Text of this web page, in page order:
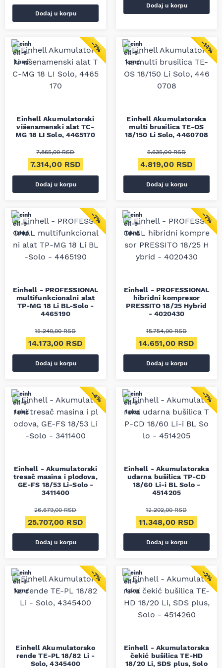
Dodaj u korpu
Dodaj u korpu
−7%
Einhell Akumulatorski
višenamenski alat TC-
MG 18 LI Solo, 4465170
7.865,00RSD
Originalna cena je bila: 7.865,00 RSD.
7.314,00 RSD Trenutna cena je: 7.314,00 RSD.
Dodaj u korpu
−14%
Einhell Akumulatorska
multi brusilica TE-OS
18/150 Li Solo, 4460708
5.635,00RSD
Originalna cena je
4.819,00 RSD
Dodaj u korpu
−7%
Einhell - PROFESSIONAL
multifunkcionalni alat
TP-MG 18 Li BL-Solo -
4465190
15.240,00RSD
Originalna cena je bila: 15.240,00 RSD.
14.173,00 RSD Trenutna cena je: 14.173,00 RSD.
Dodaj u korpu
−7%
Einhell - PROFESSIONAL
hibridni kompresor
PRESSITO 18/25 Hybrid
- 4020430
15.754,00RSD
Originalna cena je
14.651,00 RSD
Dodaj u korpu
−4%
Einhell - Akumulatorski
tresač masina i plodova,
GE-FS 18/53 Li-Solo -
3411400
26.679,00RSD
Originalna cena je bila: 26.679,00 RSD.
25.707,00 RSD Trenutna cena je: 25.707,00 RSD.
Dodaj u korpu
−7%
Einhell - Akumulatorska
udarna bušilica TP-CD
18/60 Li-i BL Solo -
4514205
12.202,00RSD
Originalna cena je
11.348,00 RSD
Dodaj u korpu
−7%
Einhell Akumulatorsko
rende TE-PL 18/82 Li -
Solo, 4345400
−2%
Einhell - Akumulatorska
čekić bušilica TE-HD
18/20 Li, SDS plus, Solo